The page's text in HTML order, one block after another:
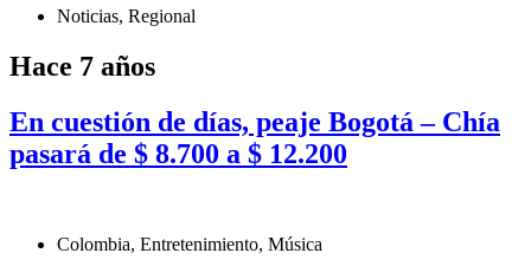
Noticias, Regional
Hace 7 años
En cuestión de días, peaje Bogotá – Chía
pasará de $ 8.700 a $ 12.200
Colombia, Entretenimiento, Música